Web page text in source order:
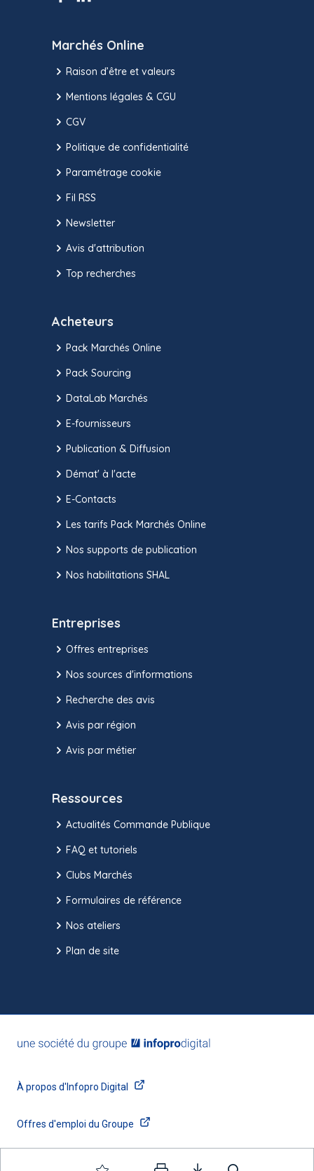
Marchés Online
Raison d’être et valeurs
Mentions légales & CGU
CGV
Politique de confidentialité
Paramétrage cookie
Fil RSS
Newsletter
Avis d'attribution
Top recherches
Acheteurs
Pack Marchés Online
Pack Sourcing
DataLab Marchés
E-fournisseurs
Publication & Diffusion
Démat' à l'acte
E-Contacts
Les tarifs Pack Marchés Online
Nos supports de publication
Nos habilitations SHAL
Entreprises
Offres entreprises
Nos sources d'informations
Recherche des avis
Avis par région
Avis par métier
Ressources
Actualités Commande Publique
FAQ et tutoriels
Clubs Marchés
Formulaires de référence
Nos ateliers
Plan de site